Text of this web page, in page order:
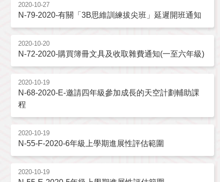
2020-10-27
N-79-2020-有關「3B思維訓練拔尖班」延遲開班通知
2020-10-20
N-72-2020-購買簿冊文具及收取雜費通知(一至六年級)
2020-10-19
N-68-2020-E-邀請四年級參加成長的天空計劃輔助課
程
2020-10-19
N-55-F-2020-6年級上學期進展性評估範圍
2020-10-19